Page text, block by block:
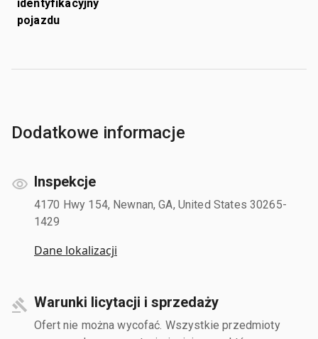
identyfikacyjny
pojazdu
Dodatkowe informacje
Inspekcje
4170 Hwy 154, Newnan, GA, United States 30265-
1429
Dane lokalizacji
Warunki licytacji i sprzedaży
Ofert nie można wycofać. Wszystkie przedmioty